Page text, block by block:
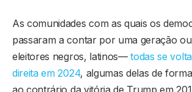
As comunidades com as quais os
passaram a contar por uma geração
eleitores negros, latinos—todas se
direita em 2024, algumas delas de
ao contrário da vitória de Trump em